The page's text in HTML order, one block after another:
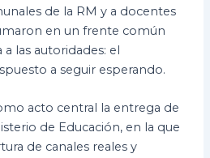
de la RM y a docentes
en un frente común
a las autoridades: el
a seguir esperando.
acto central la entrega de
de Educación, en la que
de canales reales y